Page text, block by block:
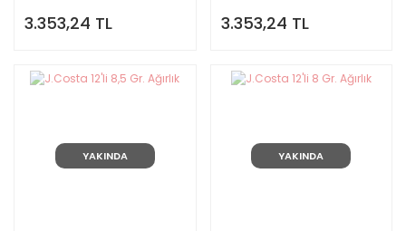
3.353,24 TL 3.353,24 TL
YAKINDA YAKINDA